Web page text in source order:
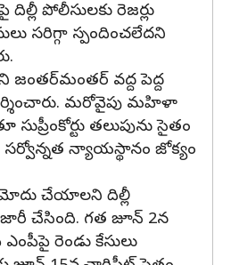
దిల్లీ పోలీసులకు రెజర్లు
సరిగ్గా స్పందించలేదని
వద్ద పెద్ద
మరోవైపు మహిళా
తలుపును సైతం
న్యాయస్థానం జోక్యం
చేయాలని దిల్లీ
చేసింది. గత జూన్‌ 2న
ఎంపీపై రెండు కేసులు